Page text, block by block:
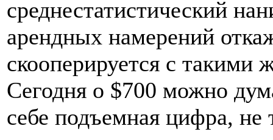
среднестатистический
арендных намерений
скооперируется с такими
Сегодня о $700 можно
себе подъемная цифра, не